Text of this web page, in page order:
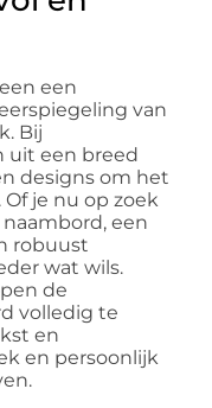
een
van
Bij
uit een breed
designs om het
je nu op zoek
een
robuust
wat wils.
de
volledig te
en
en persoonlijk